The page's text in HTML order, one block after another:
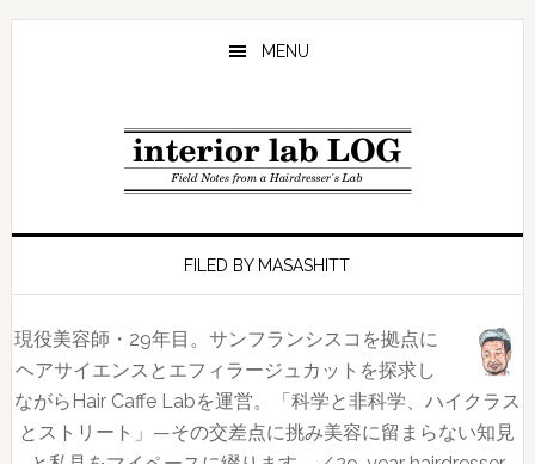
Skip
Skip
Skip
MENU
FILED BY MASASHITT
現役美容師・29年目。サンフランシスコを拠点に
ヘアサイエンスとエフィラージュカットを探求し
ながらHair Caffe Labを運営。「科学と非科学、ハイクラス
とストリート」—その交差点に挑み美容に留まらない知見